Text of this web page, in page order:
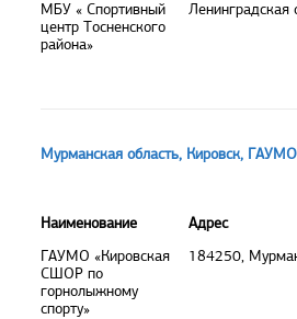
МБУ « Спортивный
центр Тосненского
района»
Ленинградская
Мурманская область, Кировск,
Наименование
ГАУМО «Кировская
СШОР по
горнолыжному
спорту»
Адрес
184250,